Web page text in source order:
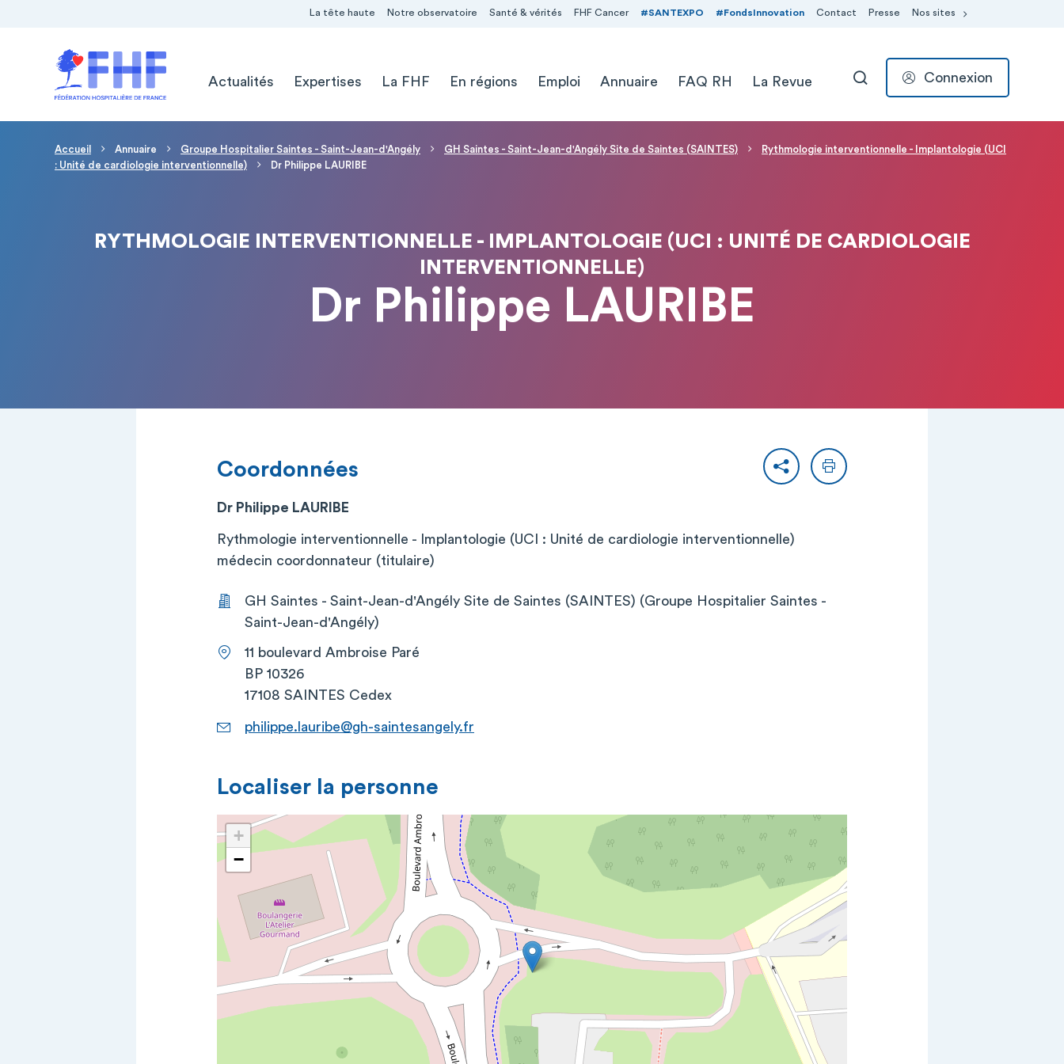
La tête haute Notre observatoire Santé & vérités FHF Cancer #SANTEXPO #FondsInnovation Contact Presse Nos sites
Actualités
Expertises La FHF En régions Emploi Annuaire FAQ RH La Revue RECHERCHER
Connexion
Fil d'Ariane
Accueil Annuaire Groupe Hospitalier Saintes - Saint-Jean-d'Angély GH Saintes - Saint-Jean-d'Angély Site de Saintes (SAINTES)
Rythmologie interventionnelle - Implantologie (UCI
: Unité de cardiologie interventionnelle)
Dr Philippe LAURIBE
RYTHMOLOGIE INTERVENTIONNELLE - IMPLANTOLOGIE (UCI : UNITÉ DE CARDIOLOGIE
INTERVENTIONNELLE)
Dr Philippe LAURIBE
PartagerImprimer
Coordonnées
Dr Philippe LAURIBE
Rythmologie interventionnelle - Implantologie (UCI : Unité de cardiologie interventionnelle)
médecin coordonnateur (titulaire)
GH Saintes - Saint-Jean-d'Angély Site de Saintes (SAINTES) (Groupe Hospitalier Saintes -
Saint-Jean-d'Angély)
11 boulevard Ambroise Paré
BP 10326
17108 SAINTES Cedex
philippe.lauribe@gh-saintesangely.fr
Localiser la personne
+
−